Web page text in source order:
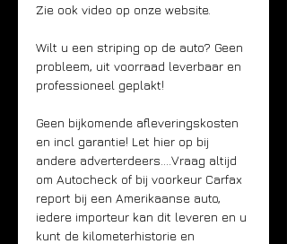
Zie ook video op onze website.
Wilt u een striping op de auto? Geen
probleem, uit voorraad leverbaar en
professioneel geplakt!
Geen bijkomende afleveringskosten
en incl garantie! Let hier op bij
andere adverterdeers....Vraag altijd
om Autocheck of bij voorkeur Carfax
report bij een Amerikaanse auto,
iedere importeur kan dit leveren en u
kunt de kilometerhistorie en